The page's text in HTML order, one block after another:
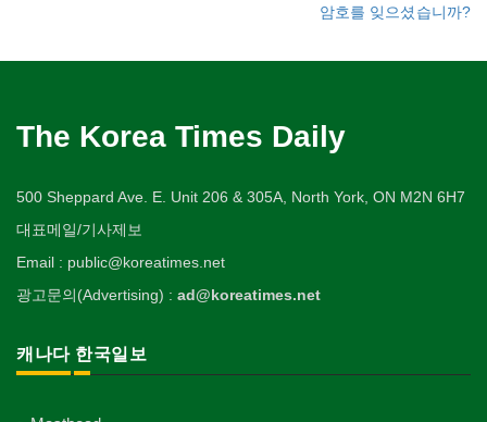
암호를 잊으셨습니까?
The Korea Times Daily
500 Sheppard Ave. E. Unit 206 & 305A, North York, ON M2N 6H7
대표메일/기사제보
Email : public@koreatimes.net
광고문의(Advertising) : ad@koreatimes.net
캐나다 한국일보